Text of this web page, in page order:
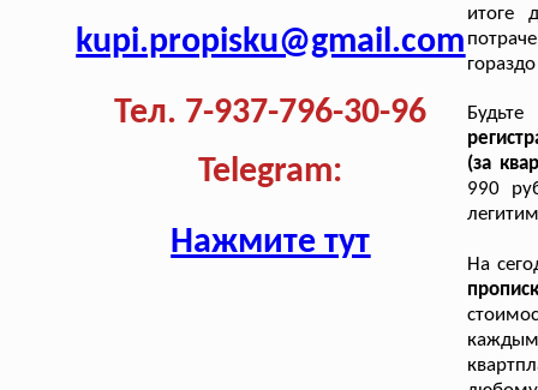
kupi.propisku@gmail.com
Тел. 7-937-796-30-96
Telegram:
Нажмите тут
итоге
(за
990
На